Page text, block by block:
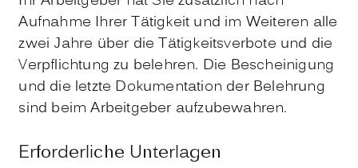
Aufnahme Ihrer Tätigkeit und im Weiteren alle
zwei Jahre über die Tätigkeitsverbote und die
Verpflichtung zu belehren. Die Bescheinigung
und die letzte Dokumentation der Belehrung
sind beim Arbeitgeber aufzubewahren.
Erforderliche Unterlagen